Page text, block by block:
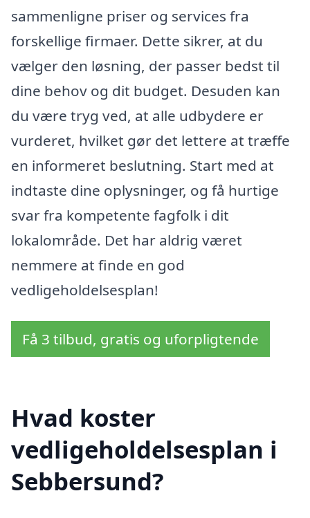
sammenligne priser og services fra
forskellige firmaer. Dette sikrer, at du
vælger den løsning, der passer bedst til
dine behov og dit budget. Desuden kan
du være tryg ved, at alle udbydere er
vurderet, hvilket gør det lettere at træffe
en informeret beslutning. Start med at
indtaste dine oplysninger, og få hurtige
svar fra kompetente fagfolk i dit
lokalområde. Det har aldrig været
nemmere at finde en god
vedligeholdelsesplan!
Få 3 tilbud, gratis og uforpligtende
Hvad koster
vedligeholdelsesplan i
Sebbersund?